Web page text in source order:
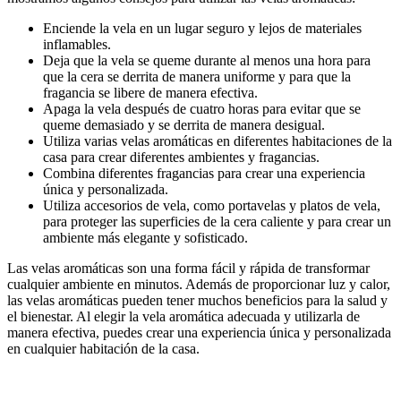
Enciende la vela en un lugar seguro y lejos de materiales
inflamables.
Deja que la vela se queme durante al menos una hora para
que la cera se derrita de manera uniforme y para que la
fragancia se libere de manera efectiva.
Apaga la vela después de cuatro horas para evitar que se
queme demasiado y se derrita de manera desigual.
Utiliza varias velas aromáticas en diferentes habitaciones de la
casa para crear diferentes ambientes y fragancias.
Combina diferentes fragancias para crear una experiencia
única y personalizada.
Utiliza accesorios de vela, como portavelas y platos de vela,
para proteger las superficies de la cera caliente y para crear un
ambiente más elegante y sofisticado.
Las velas aromáticas son una forma fácil y rápida de transformar
cualquier ambiente en minutos. Además de proporcionar luz y calor,
las velas aromáticas pueden tener muchos beneficios para la salud y
el bienestar. Al elegir la vela aromática adecuada y utilizarla de
manera efectiva, puedes crear una experiencia única y personalizada
en cualquier habitación de la casa.